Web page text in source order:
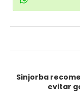
Sinjorba
evitar